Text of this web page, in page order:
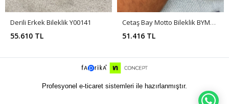
Derili Erkek Bileklik Y00141
55.610 TL
Cetaş Bay Motto Bileklik BYMTTO004
51.416 TL
Profesyonel e-ticaret sistemleri ile hazırlanmıştır.